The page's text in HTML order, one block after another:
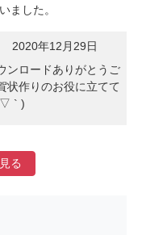
ました。
2020年12月29日
ンロードありがとうご
状作りのお役に立てて
▽ ` )
る